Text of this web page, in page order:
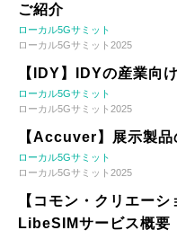
ご紹介
ローカル5Gサミット
ローカル5Gサミット2025
【IDY】IDYの産業向
ローカル5Gサミット
ローカル5Gサミット2025
【Accuver】展示製品
ローカル5Gサミット
ローカル5Gサミット2025
【コモン・クリエー
LibeSIMサービス概要